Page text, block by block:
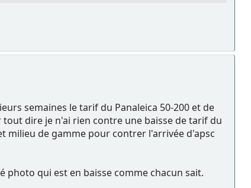
semaines le tarif du Panaleica 50-200 et de
tout dire je n'ai rien contre une baisse de tarif du
milieu de gamme pour contrer l'arrivée d'apsc
qui est en baisse comme chacun sait.